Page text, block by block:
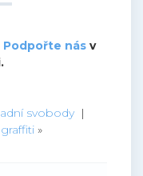
Podpořte násv
svobody |
»